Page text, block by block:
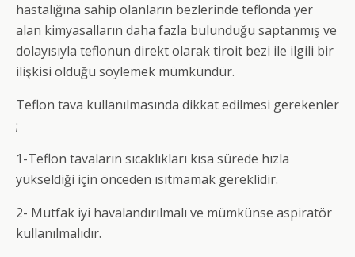
hastalığına sahip olanların bezlerinde teflonda yer
alan kimyasalların daha fazla bulunduğu saptanmış ve
dolayısıyla teflonun direkt olarak tiroit bezi ile ilgili bir
ilişkisi olduğu söylemek mümkündür.
Teflon tava kullanılmasında dikkat edilmesi gerekenler
;
1-Teflon tavaların sıcaklıkları kısa sürede hızla
yükseldiği için önceden ısıtmamak gereklidir.
2- Mutfak iyi havalandırılmalı ve mümkünse aspiratör
kullanılmalıdır.